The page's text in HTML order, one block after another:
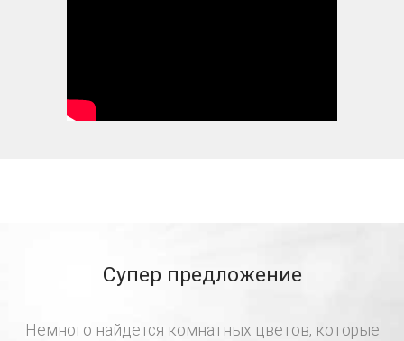
Супер предложение
Немного найдется комнатных цветов, которые